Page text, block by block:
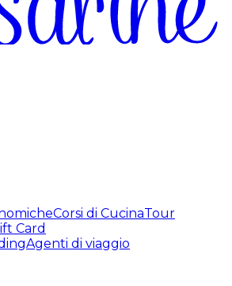
Corsi di CucinaTour
Card
Agenti di viaggio